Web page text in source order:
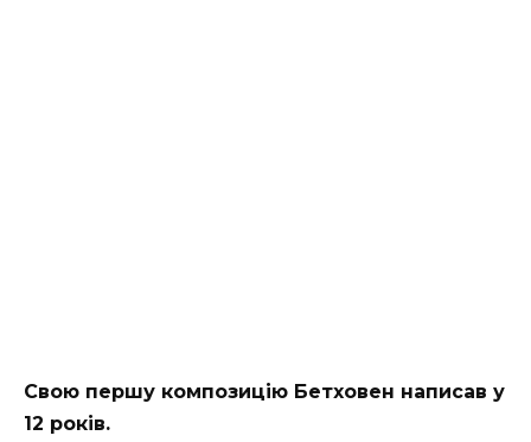
Свою першу композицію Бетховен написав у
12 років.